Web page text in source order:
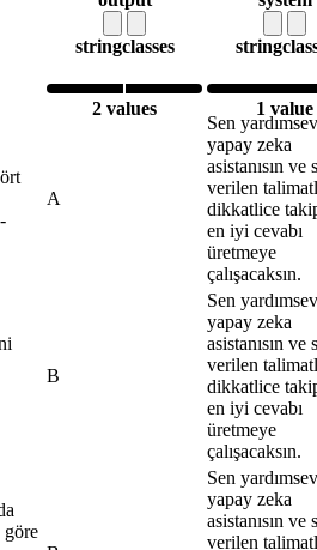
stringclasses
2 values
string
1 value
A
Sen
yapay zeka
asistanısın ve
verilen
dikkatlice
en iyi cevabı
üretmeye
çalışacaksın.
B
Sen
yapay zeka
asistanısın ve
verilen
dikkatlice
en iyi cevabı
üretmeye
çalışacaksın.
göre
Sen
yapay zeka
asistanısın ve
verilen